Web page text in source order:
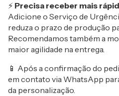
⚡ Precisa receber mais
Adicione o Serviço de
reduza o prazo de produção
Recomendamos também a
maior agilidade na entrega.
📱 Após a confirmação do
em contato via WhatsApp
da personalização.